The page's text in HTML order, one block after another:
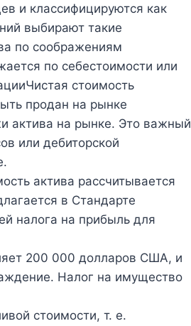
и классифицируются как
выбирают такие
по соображениям
по себестоимости или
стоимость
продан на рынке
актива на рынке. Это важный
или дебиторской
актива рассчитывается
в Стандарте
налога на прибыль для
200 000 долларов США, и
Налог на имущество
стоимости, т. е.